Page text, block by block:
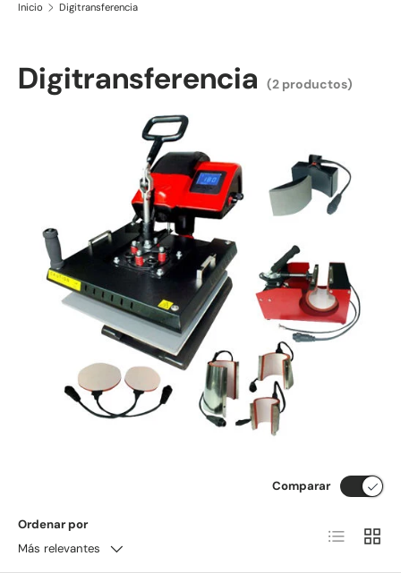
Inicio Digitransferencia
Digitransferencia (2 productos)
Ordenar por
Más relevantes
Comparar
Lista